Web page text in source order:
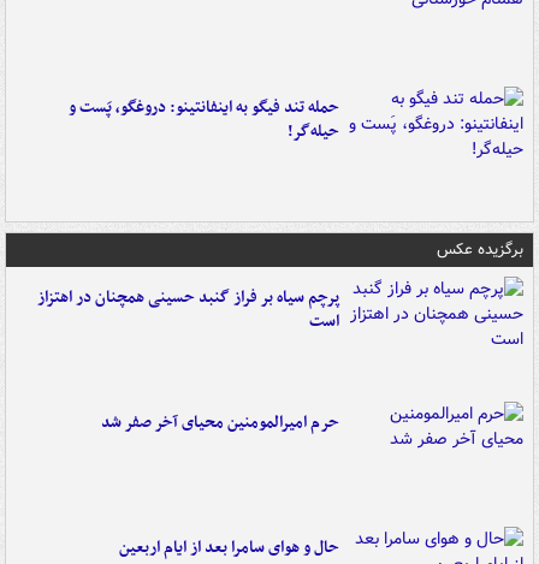
حمله تند فیگو به اینفانتینو: دروغگو، پَست‌ و
حیله‌گر!
برگزیده عکس
پرچم سیاه بر فراز گنبد حسینی همچنان در اهتزاز
است
حرم امیرالمومنین محیای آخر صفر شد
حال و هوای سامرا بعد از ایام اربعین